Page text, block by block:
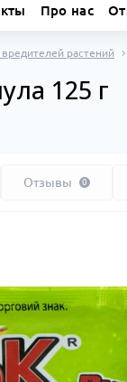
Про нас
растений
125 г
Отзывы 0